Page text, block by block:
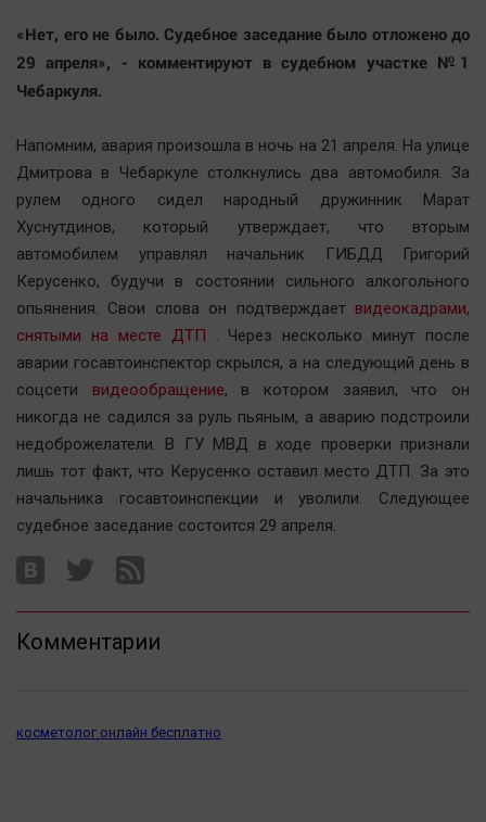
Здоровье
Культура
Курилка
Технологии
Отраслевые темы
Hедвижимость
Образование
XX век: криминальные уроки
Банки
Медиаграмотность
Медицина
Прогулки по городу Ч
Статистика
Bookworms
«Нет, его не было. Судебное заседание было отложено до
29 апреля», - комментируют в судебном участке №1
Чебаркуля.
Напомним, авария произошла в ночь на 21 апреля. На улице
Дмитрова в Чебаркуле столкнулись два автомобиля. За
рулем одного сидел народный дружинник Марат
Хуснутдинов, который утверждает, что вторым
автомобилем управлял начальник ГИБДД Григорий
Керусенко, будучи в состоянии сильного алкогольного
опьянения. Свои слова он подтверждает видеокадрами,
снятыми на месте ДТП . Через несколько минут после
аварии госавтоинспектор скрылся, а на следующий день в
соцсети видеообращение, в котором заявил, что он
никогда не садился за руль пьяным, а аварию подстроили
недоброжелатели. В ГУ МВД в ходе проверки признали
лишь тот факт, что Керусенко оставил место ДТП. За это
начальника госавтоинспекции и уволили. Следующее
судебное заседание состоится 29 апреля.
Комментарии
косметолог онлайн бесплатно